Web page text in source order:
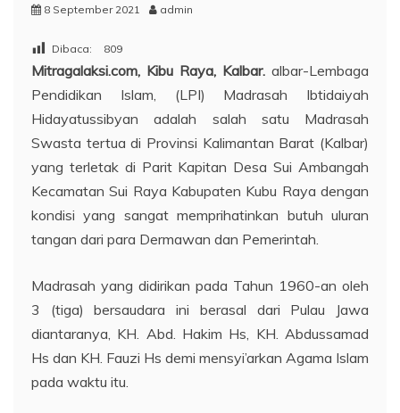
8 September 2021 admin
Dibaca: 809
Mitragalaksi.com, Kibu Raya, Kalbar. albar-Lembaga
Pendidikan Islam, (LPI) Madrasah Ibtidaiyah
Hidayatussibyan adalah salah satu Madrasah
Swasta tertua di Provinsi Kalimantan Barat (Kalbar)
yang terletak di Parit Kapitan Desa Sui Ambangah
Kecamatan Sui Raya Kabupaten Kubu Raya dengan
kondisi yang sangat memprihatinkan butuh uluran
tangan dari para Dermawan dan Pemerintah.
Madrasah yang didirikan pada Tahun 1960-an oleh
3 (tiga) bersaudara ini berasal dari Pulau Jawa
diantaranya, KH. Abd. Hakim Hs, KH. Abdussamad
Hs dan KH. Fauzi Hs demi mensyi’arkan Agama Islam
pada waktu itu.